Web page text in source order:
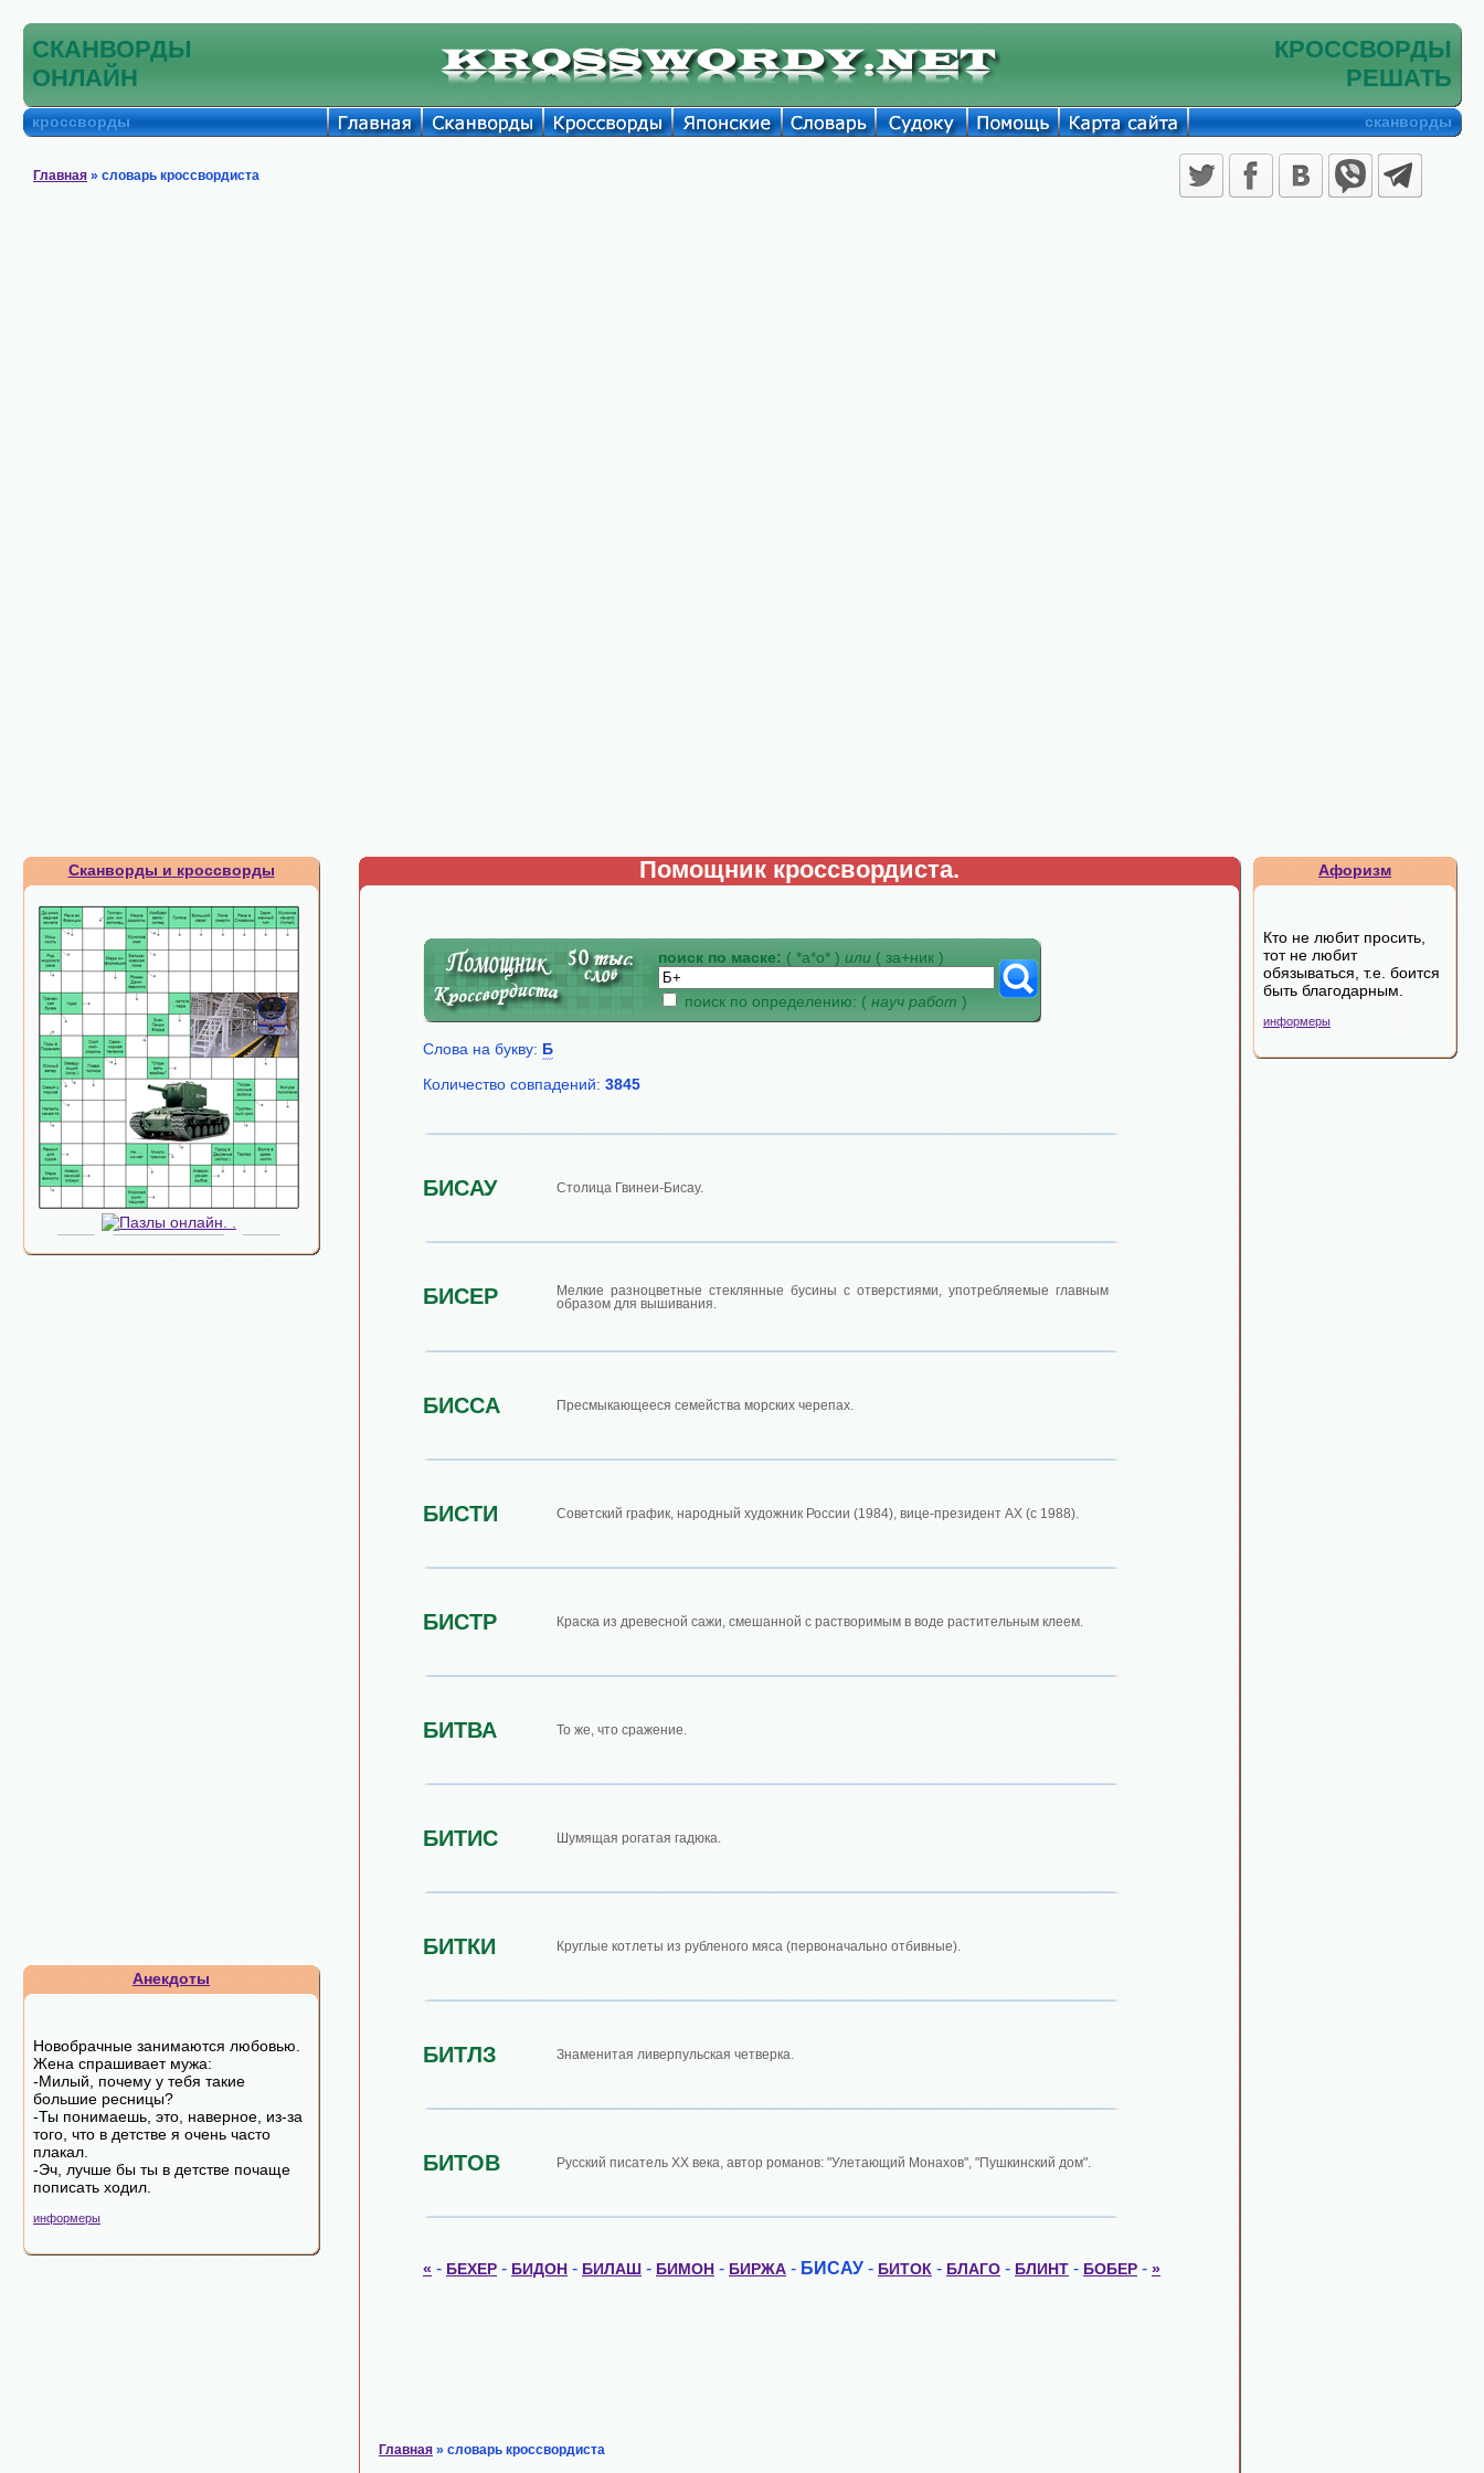
СКАНВОРДЫ
ОНЛАЙН
КРОССВОРДЫ
РЕШАТЬ
кроссворды сканворды
Главная » словарь кроссвордиста
Сканворды и кроссворды
Анекдоты
Новобрачные занимаются любовью.
Жена спрашивает мужа:
-Милый, почему у тебя такие
большие ресницы?
-Ты понимаешь, это, наверное, из-за
того, что в детстве я очень часто
плакал.
-Эч, лучше бы ты в детстве почаще
пописать ходил.
информеры
Помощник кроссвордиста.
поиск по маске: ( *а*о* ) или ( за+ник )
поиск по определению: ( науч работ )
Слова на букву: Б
Количество совпадений: 3845
БИСАУ Столица Гвинеи-Бисау.
БИСЕР
Мелкие разноцветные стеклянные бусины с отверстиями, употребляемые главным
образом для вышивания.
БИССА Пресмыкающееся семейства морских черепах.
БИСТИ Советский график, народный художник России (1984), вице-президент АХ (с 1988).
БИСТР Краска из древесной сажи, смешанной с растворимым в воде растительным клеем.
БИТВА То же, что сражение.
БИТИС Шумящая рогатая гадюка.
БИТКИ Круглые котлеты из рубленого мяса (первоначально отбивные).
БИТЛЗ Знаменитая ливерпульская четверка.
БИТОВ Русский писатель ХХ века, автор романов: "Улетающий Монахов", "Пушкинский дом".
« - БЕХЕР - БИДОН - БИЛАШ - БИМОН - БИРЖА - БИСАУ - БИТОК - БЛАГО - БЛИНТ - БОБЕР - »
Главная » словарь кроссвордиста
Афоризм
Кто не любит просить,
тот не любит
обязываться, т.е. боится
быть благодарным.
информеры